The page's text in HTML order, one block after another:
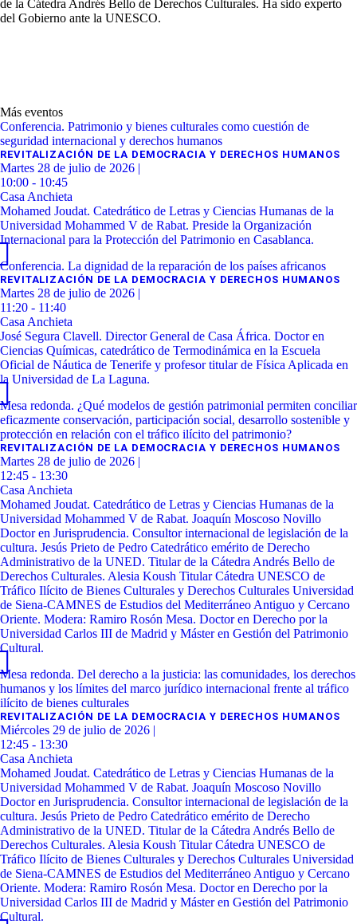
de la Cátedra Andrés Bello de Derechos Culturales. Ha sido experto
del Gobierno ante la UNESCO.
Más eventos
Conferencia. Patrimonio y bienes culturales como cuestión de
seguridad internacional y derechos humanos
REVITALIZACIÓN DE LA DEMOCRACIA Y DERECHOS HUMANOS
Martes 28 de julio de 2026 |
10:00 - 10:45
Casa Anchieta
Mohamed Joudat. Catedrático de Letras y Ciencias Humanas de la
Universidad Mohammed V de Rabat. Preside la Organización
Internacional para la Protección del Patrimonio en Casablanca.
Conferencia. La dignidad de la reparación de los países africanos
REVITALIZACIÓN DE LA DEMOCRACIA Y DERECHOS HUMANOS
Martes 28 de julio de 2026 |
11:20 - 11:40
Casa Anchieta
José Segura Clavell. Director General de Casa África. Doctor en
Ciencias Químicas, catedrático de Termodinámica en la Escuela
Oficial de Náutica de Tenerife y profesor titular de Física Aplicada en
la Universidad de La Laguna.
Mesa redonda. ¿Qué modelos de gestión patrimonial permiten conciliar
eficazmente conservación, participación social, desarrollo sostenible y
protección en relación con el tráfico ilícito del patrimonio?
REVITALIZACIÓN DE LA DEMOCRACIA Y DERECHOS HUMANOS
Martes 28 de julio de 2026 |
12:45 - 13:30
Casa Anchieta
Mohamed Joudat. Catedrático de Letras y Ciencias Humanas de la
Universidad Mohammed V de Rabat. Joaquín Moscoso Novillo
Doctor en Jurisprudencia. Consultor internacional de legislación de la
cultura. Jesús Prieto de Pedro Catedrático emérito de Derecho
Administrativo de la UNED. Titular de la Cátedra Andrés Bello de
Derechos Culturales. Alesia Koush Titular Cátedra UNESCO de
Tráfico Ilícito de Bienes Culturales y Derechos Culturales Universidad
de Siena-CAMNES de Estudios del Mediterráneo Antiguo y Cercano
Oriente. Modera: Ramiro Rosón Mesa. Doctor en Derecho por la
Universidad Carlos III de Madrid y Máster en Gestión del Patrimonio
Cultural.
Mesa redonda. Del derecho a la justicia: las comunidades, los derechos
humanos y los límites del marco jurídico internacional frente al tráfico
ilícito de bienes culturales
REVITALIZACIÓN DE LA DEMOCRACIA Y DERECHOS HUMANOS
Miércoles 29 de julio de 2026 |
12:45 - 13:30
Casa Anchieta
Mohamed Joudat. Catedrático de Letras y Ciencias Humanas de la
Universidad Mohammed V de Rabat. Joaquín Moscoso Novillo
Doctor en Jurisprudencia. Consultor internacional de legislación de la
cultura. Jesús Prieto de Pedro Catedrático emérito de Derecho
Administrativo de la UNED. Titular de la Cátedra Andrés Bello de
Derechos Culturales. Alesia Koush Titular Cátedra UNESCO de
Tráfico Ilícito de Bienes Culturales y Derechos Culturales Universidad
de Siena-CAMNES de Estudios del Mediterráneo Antiguo y Cercano
Oriente. Modera: Ramiro Rosón Mesa. Doctor en Derecho por la
Universidad Carlos III de Madrid y Máster en Gestión del Patrimonio
Cultural.